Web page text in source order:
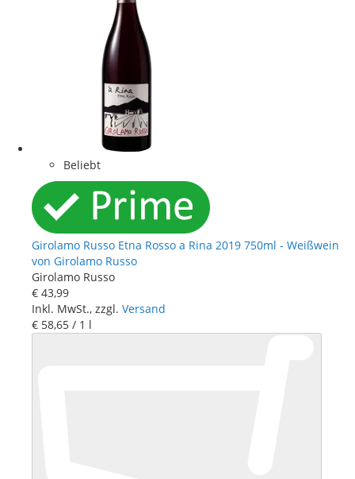
Beliebt
Girolamo Russo Etna Rosso a Rina 2019 750ml - Weißwein
von Girolamo Russo
Girolamo Russo
€ 43,99
Inkl. MwSt., zzgl. Versand
€ 58,65 / 1 l